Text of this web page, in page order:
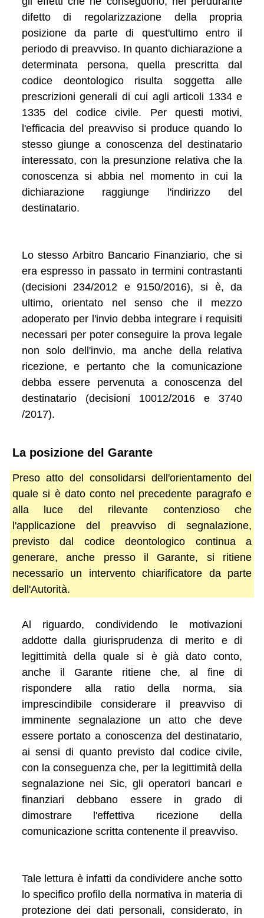
difetto di regolarizzazione della propria
posizione da parte di quest'ultimo entro il
periodo di preavviso. In quanto dichiarazione a
determinata persona, quella prescritta dal
codice deontologico risulta soggetta alle
prescrizioni generali di cui agli articoli 1334 e
1335 del codice civile. Per questi motivi,
l'efficacia del preavviso si produce quando lo
stesso giunge a conoscenza del destinatario
interessato, con la presunzione relativa che la
conoscenza si abbia nel momento in cui la
dichiarazione raggiunge l'indirizzo del
destinatario.
Lo stesso Arbitro Bancario Finanziario, che si
era espresso in passato in termini contrastanti
(decisioni 234/2012 e 9150/2016), si è, da
ultimo, orientato nel senso che il mezzo
adoperato per l'invio debba integrare i requisiti
necessari per poter conseguire la prova legale
non solo dell'invio, ma anche della relativa
ricezione, e pertanto che la comunicazione
debba essere pervenuta a conoscenza del
destinatario (decisioni 10012/2016 e 3740
/2017).
La posizione del Garante
Preso atto del consolidarsi dell'orientamento del
quale si è dato conto nel precedente paragrafo e
alla luce del rilevante contenzioso che
l'applicazione del preavviso di segnalazione,
previsto dal codice deontologico continua a
generare, anche presso il Garante, si ritiene
necessario un intervento chiarificatore da parte
dell'Autorità.
Al riguardo, condividendo le motivazioni
addotte dalla giurisprudenza di merito e di
legittimità della quale si è già dato conto,
anche il Garante ritiene che, al fine di
rispondere alla ratio della norma, sia
imprescindibile considerare il preavviso di
imminente segnalazione un atto che deve
essere portato a conoscenza del destinatario,
ai sensi di quanto previsto dal codice civile,
con la conseguenza che, per la legittimità della
segnalazione nei Sic, gli operatori bancari e
finanziari debbano essere in grado di
dimostrare l'effettiva ricezione della
comunicazione scritta contenente il preavviso.
Tale lettura è infatti da condividere anche sotto
lo specifico profilo della normativa in materia di
protezione dei dati personali, considerato, in